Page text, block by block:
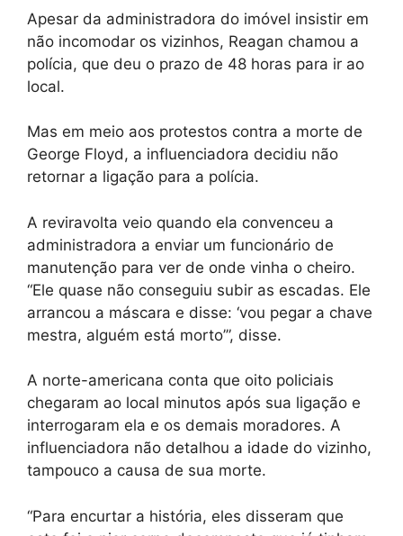
Apesar da administradora do imóvel insistir em
não incomodar os vizinhos, Reagan chamou a
polícia, que deu o prazo de 48 horas para ir ao
local.
Mas em meio aos protestos contra a morte de
George Floyd, a influenciadora decidiu não
retornar a ligação para a polícia.
A reviravolta veio quando ela convenceu a
administradora a enviar um funcionário de
manutenção para ver de onde vinha o cheiro.
“Ele quase não conseguiu subir as escadas. Ele
arrancou a máscara e disse: ‘vou pegar a chave
mestra, alguém está morto’”, disse.
A norte-americana conta que oito policiais
chegaram ao local minutos após sua ligação e
interrogaram ela e os demais moradores. A
influenciadora não detalhou a idade do vizinho,
tampouco a causa de sua morte.
“Para encurtar a história, eles disseram que